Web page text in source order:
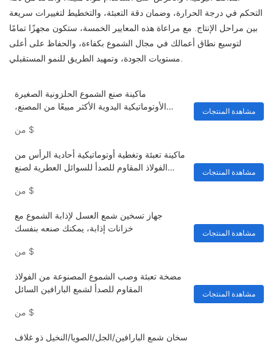
التحكم في درجة الحرارة، وضمان دقة التعبئة، والتخطيط لتغييرات سريعة
بين مراحل الإنتاج. مع مراعاة هذه المعايير الخمسة، ستكون مجهزًا تمامًا
لتوسيع نطاق أعمالك في مجال الشموع بكفاءة، والحفاظ على أعلى
مستويات الجودة، وتمهيد الطريق للنمو المستقبلي.
ماكينة صنع الشموع الحلزونية الصغيرة
الأوتوماتيكية اليدوية الأكثر مبيعًا من المصنع،
$
مشاهدة المنتجات
ماكينة تعبئة وتغطية أوتوماتيكية أحادية الرأس من
الفولاذ المقاوم للصدأ للسوائل العطرية لصنع
$
مشاهدة المنتجات
جهاز تسخين شمع العسل لإذابة الشموع مع
خزانات إذابة، يمكنك صنعه بنفسك
$
مشاهدة المنتجات
مضخة تعبئة وصب الشموع المصنوعة من الفولاذ
المقاوم للصدأ لشمع البارافين السائل
$
مشاهدة المنتجات
سخان شمع البارافين/الجل/الصويا/النخيل ذو غلاف